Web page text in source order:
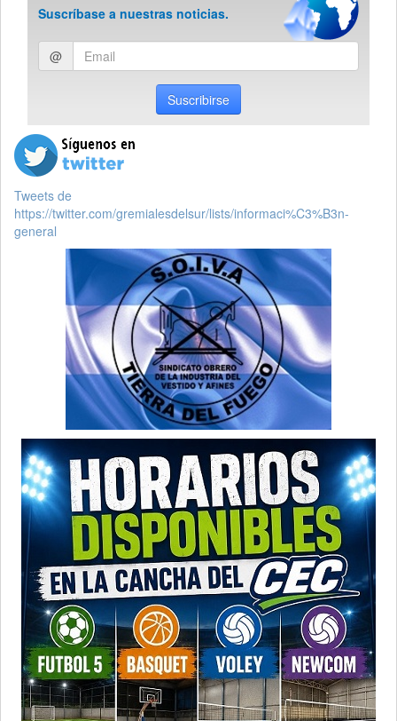
Suscríbase a nuestras noticias.
Ingresar
email
@
Suscribirse
Tweets de
https://twitter.com/gremialesdelsur/lists/informaci%C3%B3n-
general